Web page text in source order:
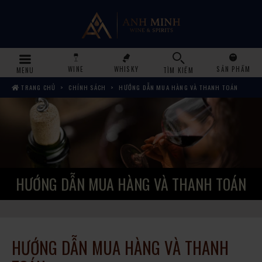
MENU WINE WHISKY TÌM KIẾM
SẢN PHẨM
TRANG CHỦ
CHÍNH SÁCH HƯỚNG DẪN MUA HÀNG VÀ THANH TOÁN
HƯỚNG DẪN MUA HÀNG VÀ THANH TOÁN
HƯỚNG DẪN MUA HÀNG VÀ THANH